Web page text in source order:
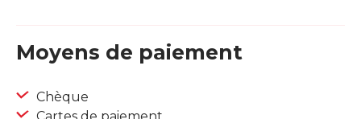
Moyens de paiement
Chèque